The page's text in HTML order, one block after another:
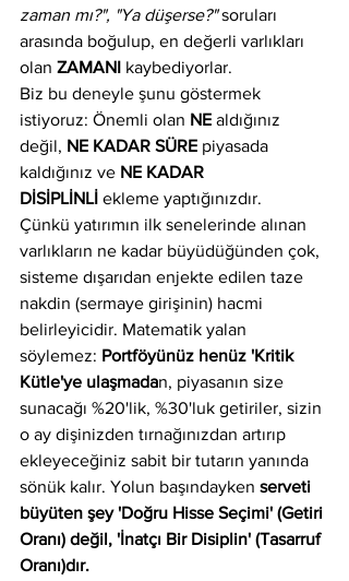
zaman mı?", "Ya düşerse?" soruları
arasında boğulup, en değerli varlıkları
olan ZAMANI kaybediyorlar.
Biz bu deneyle şunu göstermek
istiyoruz: Önemli olan NE aldığınız
değil, NE KADAR SÜRE piyasada
kaldığınız ve NE KADAR
DİSİPLİNLİ ekleme yaptığınızdır.
Çünkü yatırımın ilk senelerinde alınan
varlıkların ne kadar büyüdüğünden çok,
sisteme dışarıdan enjekte edilen taze
nakdin (sermaye girişinin) hacmi
belirleyicidir. Matematik yalan
söylemez: Portföyünüz henüz 'Kritik
Kütle'ye ulaşmadan, piyasanın size
sunacağı %20'lik, %30'luk getiriler, sizin
o ay dişinizden tırnağınızdan artırıp
ekleyeceğiniz sabit bir tutarın yanında
sönük kalır. Yolun başındayken serveti
büyüten şey 'Doğru Hisse Seçimi' (Getiri
Oranı) değil, 'İnatçı Bir Disiplin' (Tasarruf
Oranı)dır.